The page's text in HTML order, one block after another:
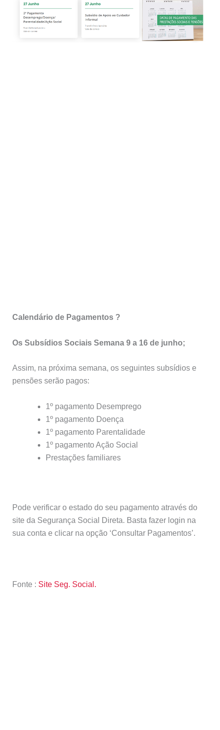
Calendário de Pagamentos ?
Os Subsídios Sociais Semana 9 a 16 de junho;
Assim, na próxima semana, os seguintes subsídios e
pensões serão pagos:
1º pagamento Desemprego
1º pagamento Doença
1º pagamento Parentalidade
1º pagamento Ação Social
Prestações familiares
Pode verificar o estado do seu pagamento através do
site da Segurança Social Direta. Basta fazer login na
sua conta e clicar na opção ‘Consultar Pagamentos’.
Fonte : Site Seg. Social.